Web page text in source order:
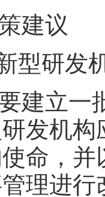
建议
型研发
建立一
发机
命，
理进